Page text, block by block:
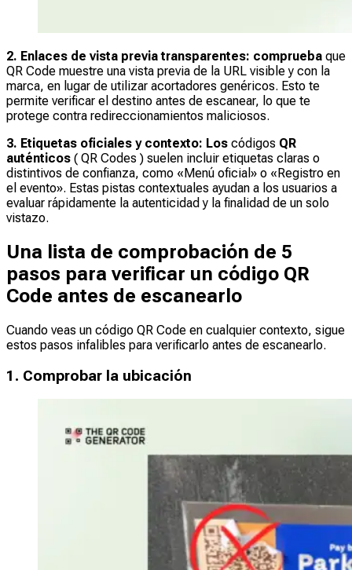
2. Enlaces de vista previa transparentes: comprueba que
QR Code muestre una vista previa de la URL visible y con la
marca, en lugar de utilizar acortadores genéricos. Esto te
permite verificar el destino antes de escanear, lo que te
protege contra redireccionamientos maliciosos.
3. Etiquetas oficiales y contexto: Los códigos QR
auténticos ( QR Codes ) suelen incluir etiquetas claras o
distintivos de confianza, como «Menú oficial» o «Registro en
el evento». Estas pistas contextuales ayudan a los usuarios a
evaluar rápidamente la autenticidad y la finalidad de un solo
vistazo.
Una lista de comprobación de 5
pasos para verificar un código QR
Code antes de escanearlo
Cuando veas un código QR Code en cualquier contexto, sigue
estos pasos infalibles para verificarlo antes de escanearlo.
1. Comprobar la ubicación